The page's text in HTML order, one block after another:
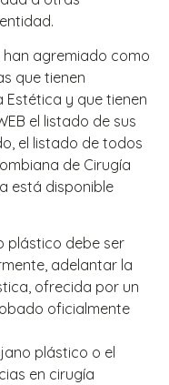
agremiado como
que tienen
Estética y que tienen
el listado de sus
el listado de todos
de Cirugía
está disponible
plástico debe ser
adelantar la
ofrecida por un
oficialmente
plástico o el
en cirugía